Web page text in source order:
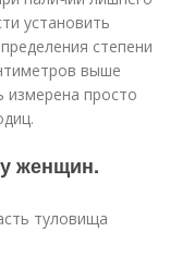
установить
степени
выше
просто
женщин.
туловища